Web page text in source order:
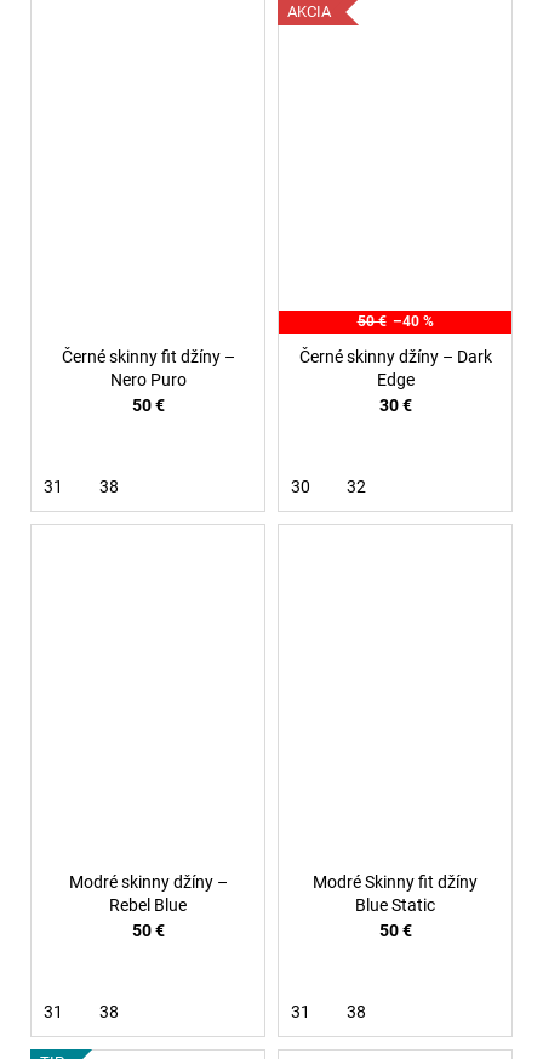
Černé skinny fit džíny –
Nero Puro
50 €
31 38
AKCIA
50 € –40 %
Černé skinny džíny – Dark
Edge
30 €
30 32
Modré skinny džíny –
Rebel Blue
50 €
31 38
Modré Skinny fit džíny
Blue Static
50 €
31 38